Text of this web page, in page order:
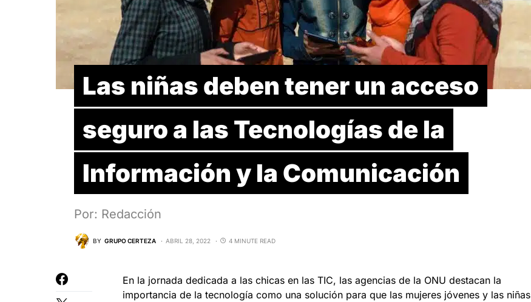
Las niñas deben tener un acceso
seguro a las Tecnologías de la
Información y la Comunicación
Por: Redacción
BY GRUPO CERTEZA ABRIL 28, 2022 4 MINUTE READ
En la jornada dedicada a las chicas en las TIC, las agencias de la ONU destacan la
importancia de la tecnología como una solución para que las mujeres jóvenes y las niñas